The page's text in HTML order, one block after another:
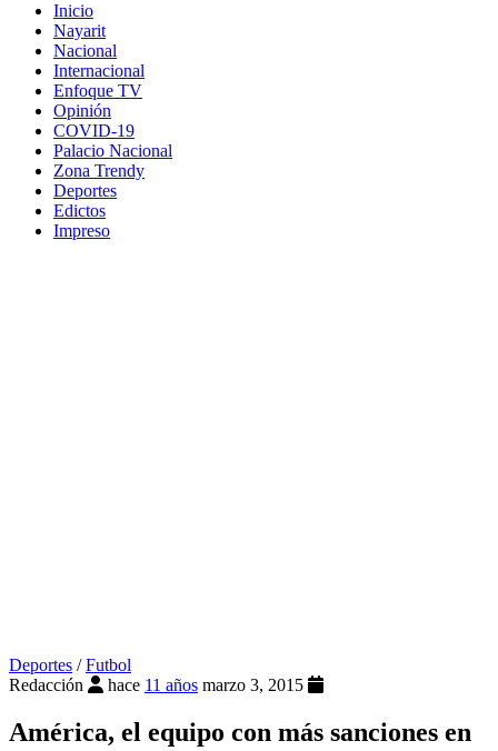
Inicio
Nayarit
Nacional
Internacional
Enfoque TV
Opinión
COVID-19
Palacio Nacional
Zona Trendy
Deportes
Edictos
Impreso
Deportes /Futbol
Redacción
hace 11 años marzo 3, 2015
América, el equipo con más sanciones en